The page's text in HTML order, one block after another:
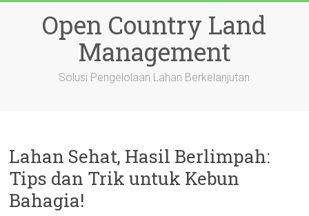
Open Country Land
Management
Solusi Pengelolaan Lahan Berkelanjutan
Lahan Sehat, Hasil Berlimpah:
Tips dan Trik untuk Kebun
Bahagia!